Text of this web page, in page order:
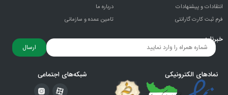
انتقادات و پيشنهادات
فرم ثبت کارت گارانتی
درباره ما
تامین عمده و سازمانی
خبرنامه
ارسال
نمادهای الکترونیکی شبکه‌های اجتماعی